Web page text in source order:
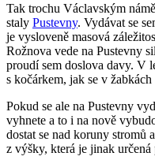
Tak trochu Václavským
staly Pustevny. Vydávat se
je vysloveně masová
Rožnova vede na Pustevny
proudí sem doslova davy. V
s kočárkem, jak se v
Pokud se ale na Pustevny
vyhnete a to i na nově
dostat se nad koruny stromů
z výšky, která je jinak určená